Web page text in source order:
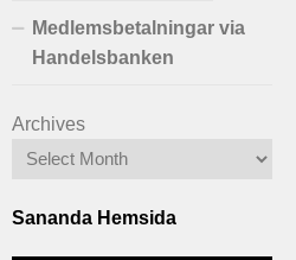
Medlemsbetalningar via
Handelsbanken
Archives
Sananda Hemsida